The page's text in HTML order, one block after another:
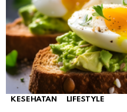
KESEHATAN LIFESTYLE